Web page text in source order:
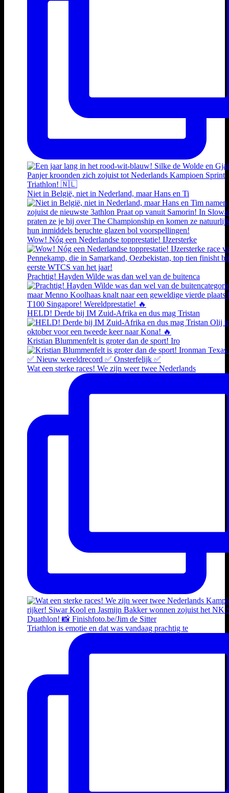
Niet in België, niet in Nederland, maar Hans en Ti
Wow! Nóg een Nederlandse topprestatie! IJzersterke
Prachtig! Hayden Wilde was dan wel van de buitenca
HELD! Derde bij IM Zuid-Afrika en dus mag Tristan
Kristian Blummenfelt is groter dan de sport! Iro
Wat een sterke races! We zijn weer twee Nederlands
Triathlon is emotie en dat was vandaag prachtig te